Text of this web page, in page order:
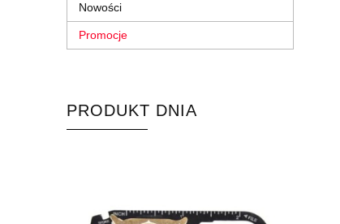
Nowości
Promocje
PRODUKT DNIA